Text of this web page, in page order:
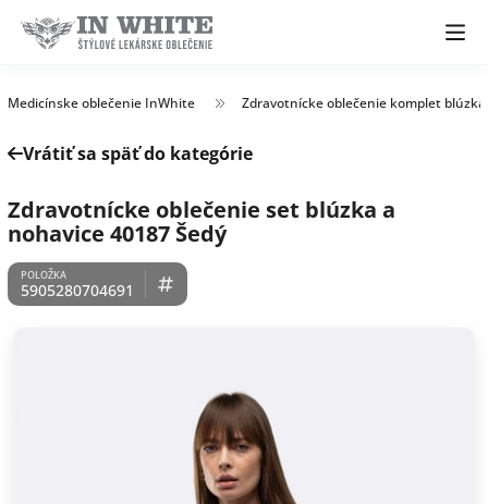
Medicínske oblečenie InWhite Zdravotnícke oblečenie komplet
Vrátiť sa späť do kategórie
Zdravotnícke oblečenie set blúzka a
nohavice 40187 Šedý
5905280704691